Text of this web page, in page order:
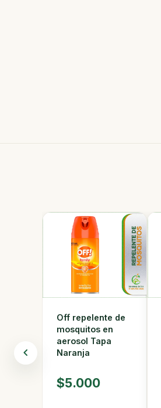
Off repelente de
mosquitos en
aerosol Tapa
Naranja
$5.000